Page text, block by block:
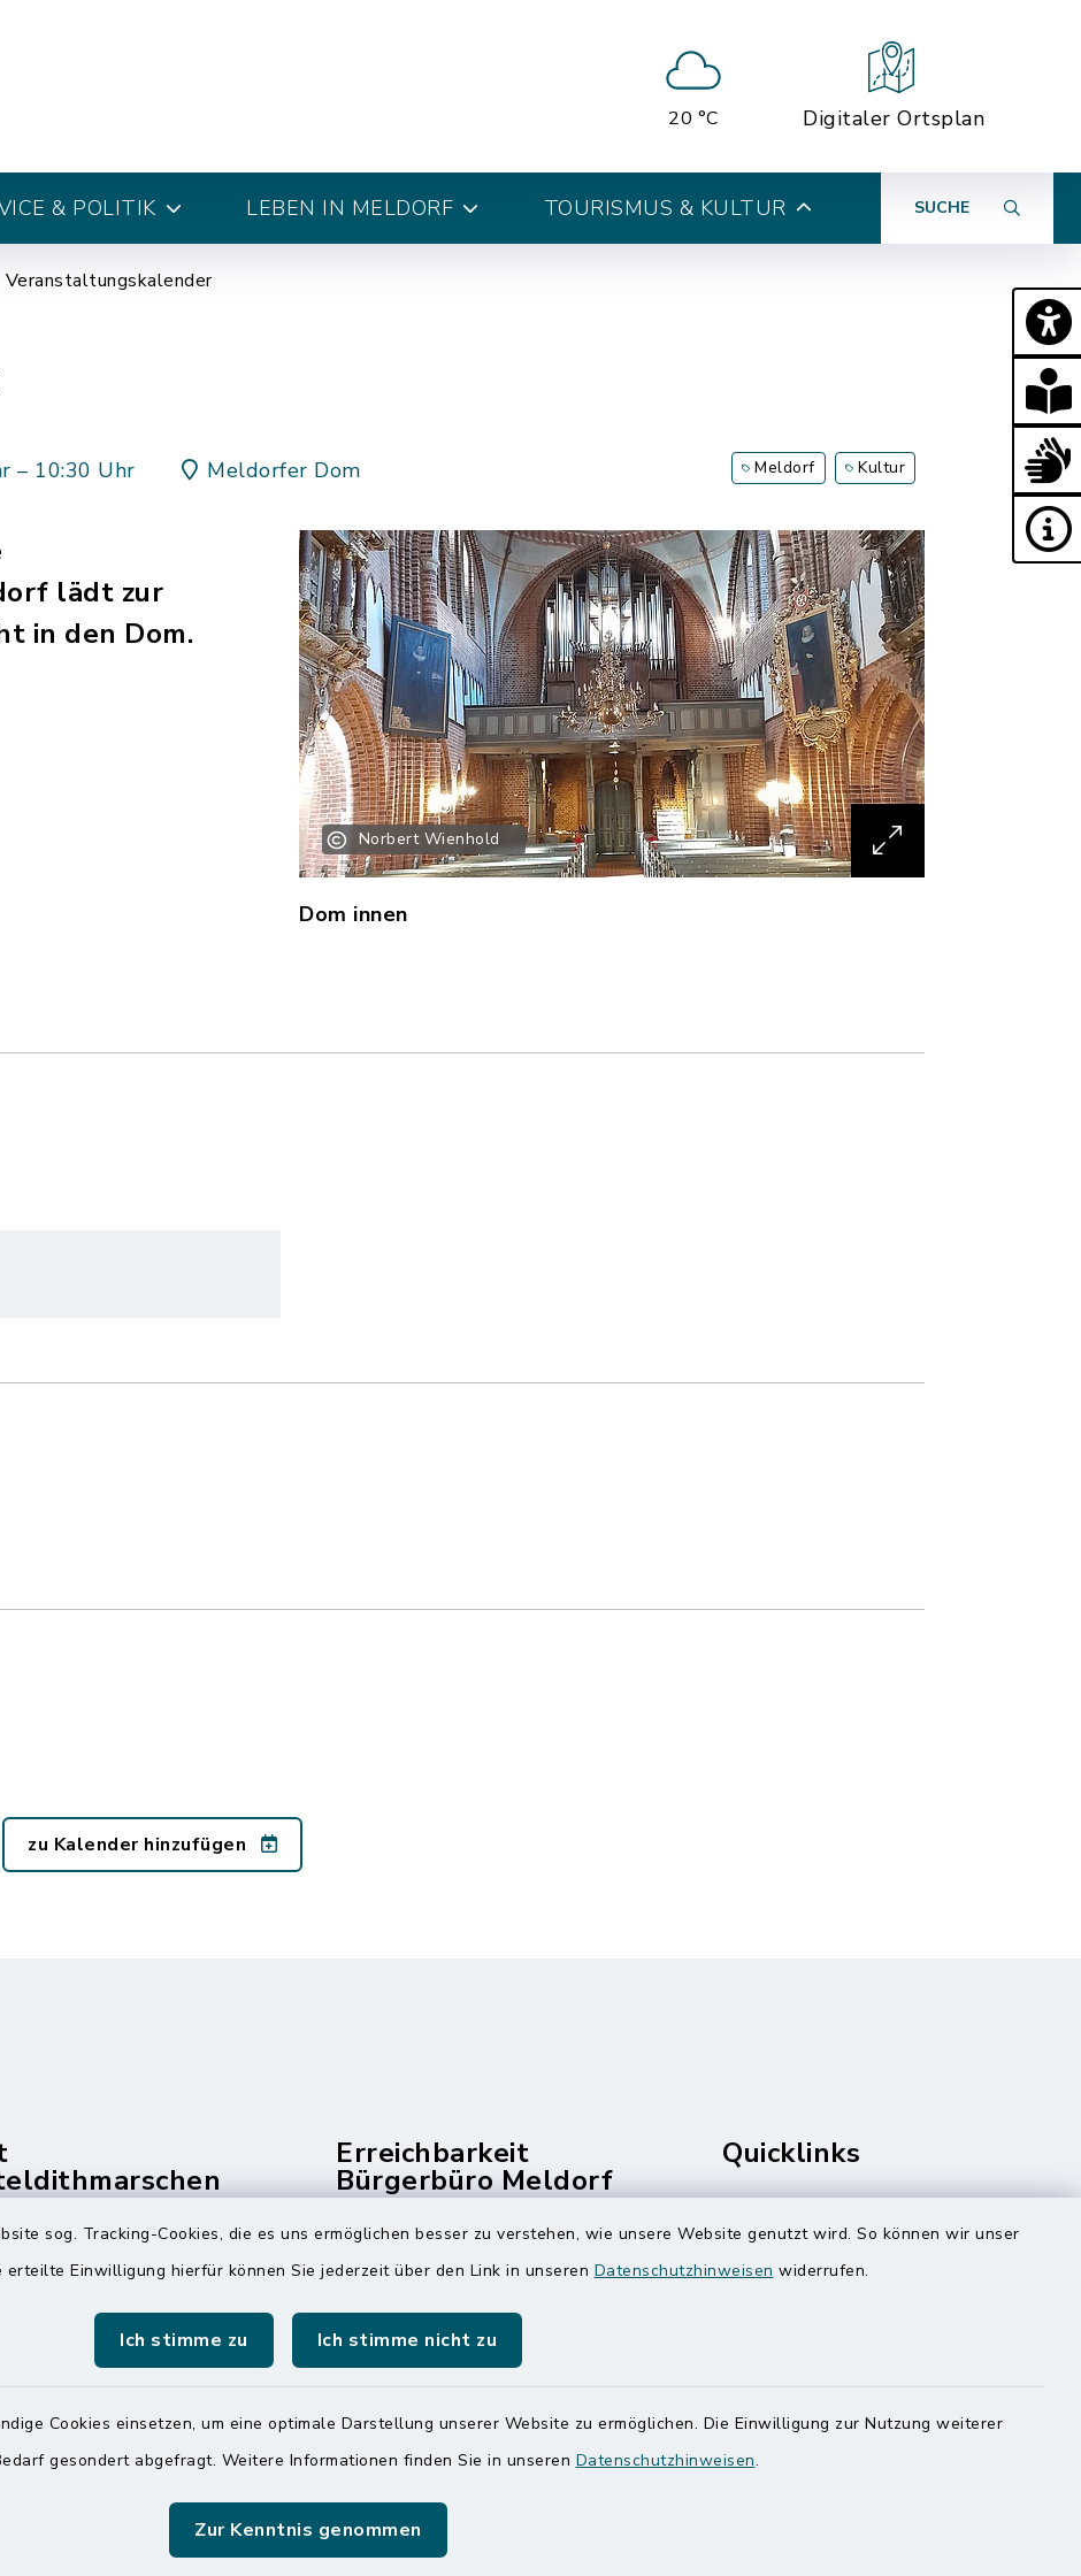
sog. Tracking-Cookies, die es uns ermöglichen besser zu verstehen, wie unsere Website genutzt wird. So können wir unser
Einwilligung hierfür können Sie jederzeit über den Link in unseren Datenschutzhinweisen widerrufen.
Ich stimme zu Ich stimme nicht zu
Cookies einsetzen, um eine optimale Darstellung unserer Website zu ermöglichen. Die Einwilligung zur Nutzung weiterer
gesondert abgefragt. Weitere Informationen finden Sie in unseren Datenschutzhinweisen.
Zur Kenntnis genommen
20 °C Digitaler Ortsplan
& POLITIK LEBEN IN MELDORF TOURISMUS & KULTUR SUCHE
Veranstaltungskalender
– 10:30 Uhr Meldorfer Dom Meldorf Kultur
Norbert Wienhold
Dom innen
lädt zur
in den Dom.
zu Kalender hinzufügen
14
Meldorf
04832 6065-0
04832 6065-215
Erreichbarkeit
Bürgerbüro Meldorf
und Telefonzentrale
Montag und Freitag
Dienstag und Donnerstag
8:00 Uhr - 12:00 Uhr
14:00 Uhr - 18:00 Uhr
Online-TerminvereinbarungHaben
finden aber online keinen
zeitnahen Termin? Rufen Sie uns
Quicklinks
Speicherkoog Meldorfer Koog